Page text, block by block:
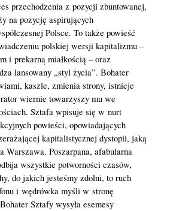
przechodzenia z pozycji zbuntowanej,
na pozycję aspirujących
Polsce. To także powieść
polskiej wersji kapitalizmu –
i prekarną miałkością – oraz
lansowany „styl życia”. Bohater
kaszle, zmienia strony, istnieje
wiernie towarzyszy mu we
Sztafa wpisuje się w nurt
powieści, opowiadających
kapitalistycznej dystopii, jaką
Warszawa. Poszarpana, afabularna
wszystkie potworności czasów,
do jakich jesteśmy zdolni, to ruch
i wędrówka myśli w stronę
Sztafy wysyła esemesy